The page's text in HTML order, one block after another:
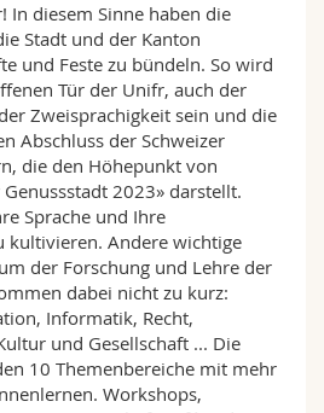
In diesem Sinne haben die
Stadt und der Kanton
und Feste zu bündeln. So wird
Tür der Unifr, auch der
Zweisprachigkeit sein und die
Abschluss der Schweizer
die den Höhepunkt von
2023» darstellt.
Sprache und Ihre
kultivieren. Andere wichtige
der Forschung und Lehre der
dabei nicht zu kurz:
Informatik, Recht,
und Gesellschaft ... Die
10 Themenbereiche mit mehr
Workshops,